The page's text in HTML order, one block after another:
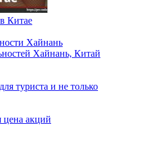
Китае
Хайнань, Китай
туриста и не только
цена акций